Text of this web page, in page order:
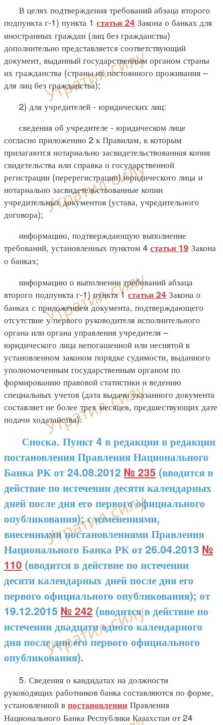
В целях подтверждения требований абзаца второго
подпункта г-1) пункта 1 статьи 24 Закона о банках для
иностранных граждан (лиц без гражданства)
дополнительно представляется соответствующий
документ, выданный государственным органом страны
их гражданства (страны их постоянного проживания –
для лиц без гражданства);
2) для учредителей - юридических лиц:
сведения об учредителе - юридическом лице
согласно приложению 2 к Правилам, к которым
прилагаются нотариально засвидетельствованная копия
свидетельства или справка о государственной
регистрации (перерегистрации) юридического лица и
нотариально засвидетельствованные копии
учредительных документов (устава, учредительного
договора);
информацию, подтверждающую выполнение
требований, установленных пунктом 4 статьи 19 Закона
о банках;
информацию о выполнении требований абзаца
второго подпункта г-1) пункта 1статьи 24 Закона о
банках с приложением документа, подтверждающего
отсутствие у первого руководителя исполнительного
органа или органа управления учредителя –
юридического лица непогашенной или неснятой в
установленном законом порядке судимости, выданного
уполномоченным государственным органом по
формированию правовой статистики и ведению
специальных учетов (дата выдачи указанного документа
составляет не более трех месяцев, предшествующих дате
подачи ходатайства).
Сноска. Пункт 4 в редакции в редакции
постановления Правления Национального
Банка РК от 24.08.2012 № 235 (вводится в
действие по истечении десяти календарных
дней после дня его первого официального
опубликования); с изменениями,
внесенными постановлениями Правления
Национального Банка РК от 26.04.2013 №
110 (вводится в действие по истечении
десяти календарных дней после дня его
первого официального опубликования); от
19.12.2015 № 242 (вводится в действие по
истечении двадцати одного календарного
дня после дня его первого официального
опубликования).
5. Сведения о кандидатах на должности
руководящих работников банка составляются по форме,
установленной в постановлении Правления
Национального Банка Республики Казахстан от 24